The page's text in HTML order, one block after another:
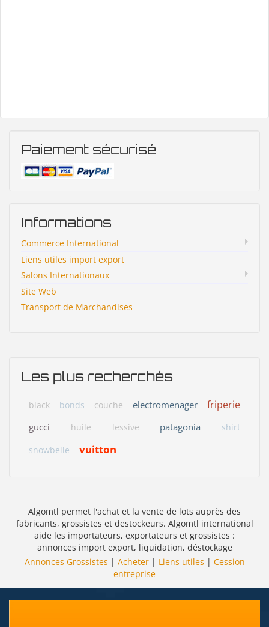
Paiement sécurisé
Informations
Commerce International
Liens utiles import export
Salons Internationaux
Site Web
Transport de Marchandises
Les plus recherchés
black bonds couche electromenager friperie
gucci huile lessive patagonia
shirt
snowbelle
vuitton
Algomtl permet l'achat et la vente de lots auprès des
fabricants, grossistes et destockeurs. Algomtl international
aide les importateurs, exportateurs et grossistes :
annonces import export, liquidation, déstockage
Annonces Grossistes | Acheter| Liens utiles | Cession
entreprise